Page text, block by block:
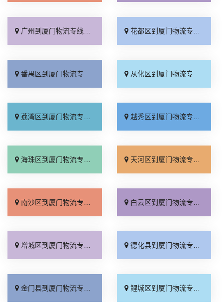
广州到厦门物流专线_全境配送「门到门配送」 花都区到厦门物流专线_资质齐全「限时必达」
番禺区到厦门物流专线_托运放心「怎么收费」 从化区到厦门物流专线_来电咨询「专线查询」
荔湾区到厦门物流专线_高效运输「合同承运」 越秀区到厦门物流专线_市县闪送「运费多少」
海珠区到厦门物流专线_托运省心「多久能到」 天河区到厦门物流专线_每日发车「来电咨询」
南沙区到厦门物流专线_市县闪送「专业调车」 白云区到厦门物流专线_零担配货「准时准点」
增城区到厦门物流专线_专线直达「无需中转」 德化县到厦门物流专线_收费介绍「全程定位」
金门县到厦门物流专线_上门提货「准时准点」 鲤城区到厦门物流专线_一站式托运「专线快运」